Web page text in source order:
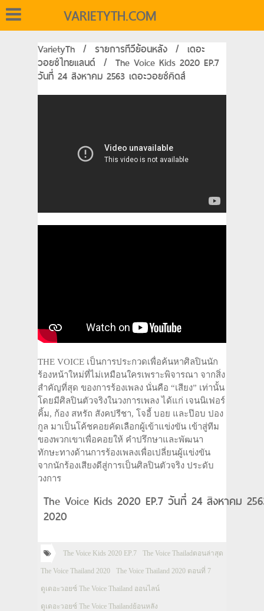
VARIETYTH.COM
VarietyTh / รายการทีวีย้อนหลัง / เดอะ
วอยซ์ไทยแลนด์ / The Voice Kids 2020 EP.7
วันที่ 24 สิงหาคม 2563 เดอะวอยซ์คิดส์
THE VOICE เป็นการประกวดเพื่อค้นหาศิลปินนัก
ร้องหน้าใหม่ที่ไม่เหมือนใครเพราะพิจารณา จากสิ่ง
สำคัญที่สุด ของการร้องเพลง นั่นคือ “เสียง” เท่านั้น
โดยมีศิลปินตัวจริงในวงการเพลง ได้แก่ เจนนิเฟอร์
คิ้ม, ก้อง สหรัถ สังคปรีชา, โจอี้ บอย และป๊อบ ปอง
กูล มาเป็นโค้ชคอยคัดเลือกผู้เข้าแข่งขัน เข้าสู่ทีม
ของพวกเขาเพื่อคอยให้ คำปรึกษาและพัฒนา
ทักษะทางด้านการร้องเพลงเพื่อเปลี่ยนผู้แข่งขัน
จากนักร้องเสียงดีสู่การเป็นศิลปินตัวจริง ประดับ
วงการ
The Voice Kids 2020 EP.7 วันที่ 24 สิงหาคม
2020
The Voice Kids 2020 EP.7 The Voice Thailadตอนล่าสุด
The Voice Thailand 2020 The Voice Thailand 2020 ตอนที่ 7
ดูเดอะวอยซ์ The Voice Thailand ออนไลน์
ดูเดอะวอยซ์ The Voice Thailandย้อนหลัง